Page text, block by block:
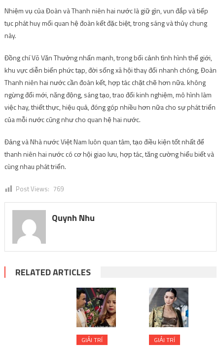
Nhiệm vụ của Đoàn và Thanh niên hai nước là giữ gìn, vun đắp và tiếp
tục phát huy mối quan hệ đoàn kết đặc biệt, trong sáng và thủy chung
này.
Đồng chí Võ Văn Thưởng nhấn mạnh, trong bối cảnh tình hình thế giới,
khu vực diễn biến phức tạp, đời sống xã hội thay đổi nhanh chóng, Đoàn
Thanh niên hai nước cần đoàn kết, hợp tác chặt chẽ hơn nữa. không
ngừng đổi mới, năng động, sáng tạo, trao đổi kinh nghiệm, mô hình làm
việc hay, thiết thực, hiệu quả, đóng góp nhiều hơn nữa cho sự phát triển
của mỗi nước cũng như cho quan hệ hai nước.
Đảng và Nhà nước Việt Nam luôn quan tâm, tạo điều kiện tốt nhất để
thanh niên hai nước có cơ hội giao lưu, hợp tác, tăng cường hiểu biết và
cùng nhau phát triển.
Post Views: 769
Quynh Nhu
RELATED ARTICLES
GIẢI TRÍ GIẢI TRÍ